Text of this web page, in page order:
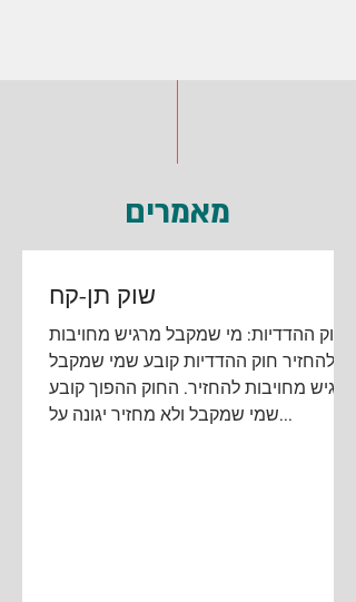
מאמרים
שוק תן-קח
חוק ההדדיות: מי שמקבל מרגיש מחויבות
להחזיר חוק ההדדיות קובע שמי שמקבל
מרגיש מחויבות להחזיר. החוק ההפוך קובע
שמי שמקבל ולא מחזיר יגונה על...